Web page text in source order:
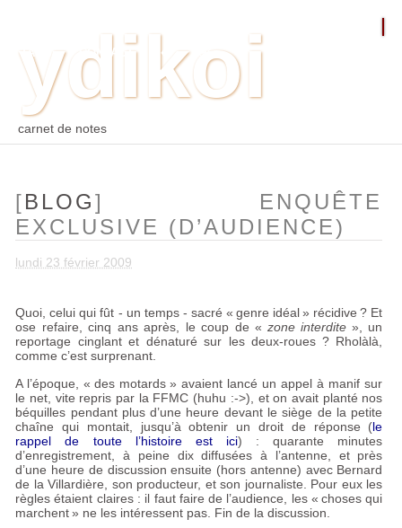
TAGS
CONTACT ⛵︎
ydikoi
carnet de notes
[BLOG] ENQUÊTE
EXCLUSIVE (D’AUDIENCE)
lundi 23 février 2009
Quoi, celui qui fût - un temps - sacré « genre idéal» récidive ? Et
ose refaire, cinq ans après, le coup de « zone interdite », un
reportage cinglant et dénaturé sur les deux-roues ? Rholàlà,
comme c’est surprenant.
A l’époque, « des motards » avaient lancé un appel à manif sur
le net, vite repris par la FFMC (huhu :->), et on avait planté nos
béquilles pendant plus d’une heure devant le siège de la petite
chaîne qui montait, jusqu’à obtenir un droit de réponse (le
rappel de toute l’histoire est ici) : quarante minutes
d’enregistrement, à peine dix diffusées à l’antenne, et près
d’une heure de discussion ensuite (hors antenne) avec Bernard
de la Villardière, son producteur, et son journaliste. Pour eux les
règles étaient claires : il faut faire de l’audience, les « choses qui
marchent » ne les intéressent pas. Fin de la discussion.